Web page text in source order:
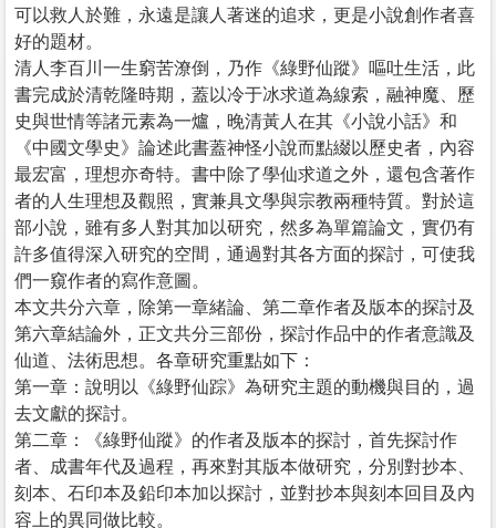
可以救人於難，永遠是讓人著迷的追求，更是小說創作者喜
好的題材。
清人李百川一生窮苦潦倒，乃作《綠野仙蹤》嘔吐生活，此
書完成於清乾隆時期，蓋以冷于冰求道為線索，融神魔、歷
史與世情等諸元素為一爐，晚清黃人在其《小說小話》和
《中國文學史》論述此書蓋神怪小說而點綴以歷史者，內容
最宏富，理想亦奇特。書中除了學仙求道之外，還包含著作
者的人生理想及觀照，實兼具文學與宗教兩種特質。對於這
部小說，雖有多人對其加以研究，然多為單篇論文，實仍有
許多值得深入研究的空間，通過對其各方面的探討，可使我
們一窺作者的寫作意圖。
本文共分六章，除第一章緒論、第二章作者及版本的探討及
第六章結論外，正文共分三部份，探討作品中的作者意識及
仙道、法術思想。各章研究重點如下：
第一章：說明以《綠野仙踪》為研究主題的動機與目的，過
去文獻的探討。
第二章：《綠野仙蹤》的作者及版本的探討，首先探討作
者、成書年代及過程，再來對其版本做研究，分別對抄本、
刻本、石印本及鉛印本加以探討，並對抄本與刻本回目及內
容上的異同做比較。